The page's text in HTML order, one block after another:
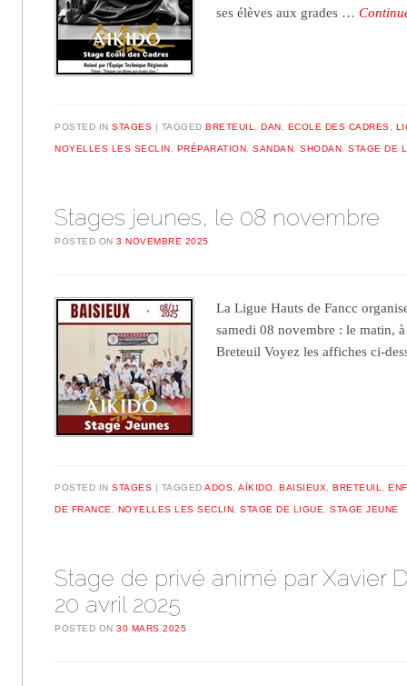
ses élèves aux grades …
POSTED INSTAGES TAGGED BRETEUIL, DAN , ECOLE DES CADRES,
NOYELLES LES SECLIN , PRÉPARATION,SANDAN,SHODAN,STAGE DE
Stages jeunes, le 08 novembre
POSTED ON3 NOVEMBRE 2025
La Ligue Hauts de Fancc
samedi 08 novembre : le matin,
Breteuil Voyez les affiches ci-
POSTED INSTAGES TAGGEDADOS,AÏKIDO,BAISIEUX,BRETEUIL,
DE FRANCE, NOYELLES LES SECLIN,STAGE DE LIGUE,STAGE JEUNE
Stage de privé animé par Xavier
20 avril 2025
POSTED ON30 MARS 2025